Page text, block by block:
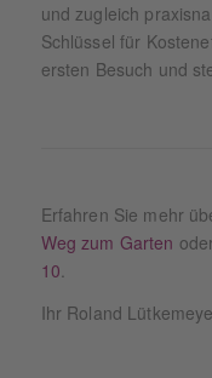
und zugleich
Schlüssel für
ersten Besuch und
Erfahren Sie mehr
Weg zum Garten
10
Ihr Roland